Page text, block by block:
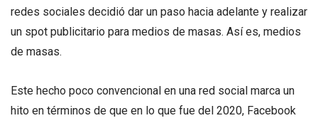
redes sociales decidió dar un paso hacia adelante y realizar
un spot publicitario para medios de masas. Así es, medios
de masas.
Este hecho poco convencional en una red social marca un
hito en términos de que en lo que fue del 2020, Facebook